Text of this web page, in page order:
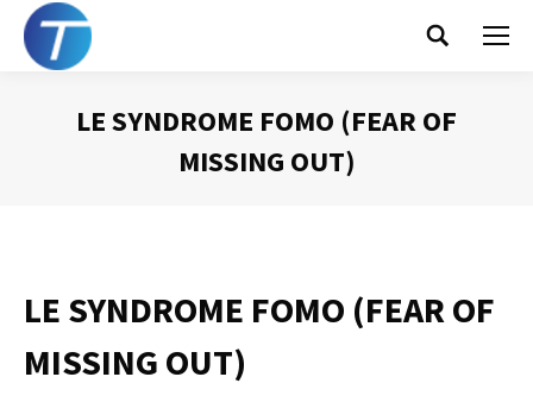
Search:
LE SYNDROME FOMO (FEAR OF
MISSING OUT)
LE SYNDROME FOMO (FEAR OF
MISSING OUT)